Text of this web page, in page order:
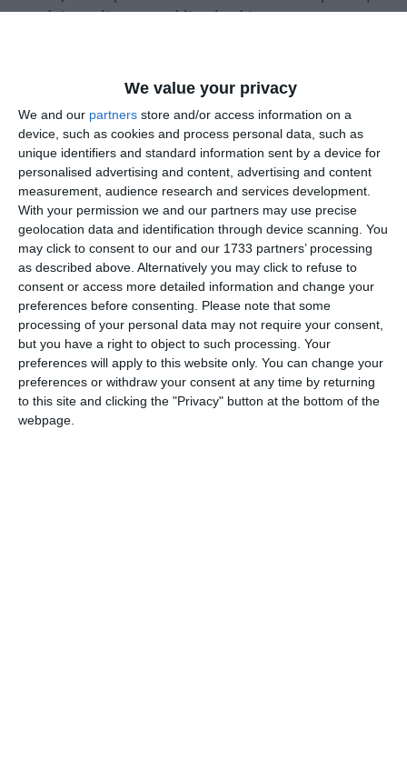
We value your privacy
We and our partners store and/or access information on a
device, such as cookies and process personal data, such as
unique identifiers and standard information sent by a device for
personalised advertising and content, advertising and content
measurement, audience research and services development.
With your permission we and our partners may use precise
geolocation data and identification through device scanning. You
may click to consent to our and our 1733 partners’ processing
as described above. Alternatively you may click to refuse to
consent or access more detailed information and change your
preferences before consenting.
Please note that some
processing of your personal data may not require your consent,
but you have a right to object to such processing. Your
preferences will apply to this website only. You can change your
preferences or withdraw your consent at any time by returning
to this site and clicking the "Privacy" button at the bottom of the
webpage.
sunt obținute din surse publice deschise.
Adaugă-ne ca sursă în Google
Urmărește-ne pe Google News
Urmărește-ne pe Whatsapp
Ti-a placut articolul?
COMENTARII